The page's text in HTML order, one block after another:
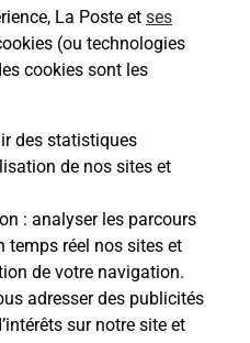
La Poste et ses
(ou technologies
cookies sont les
des statistiques
de nos sites et
: analyser les parcours
temps réel nos sites et
de votre navigation.
adresser des publicités
sur notre site et
courrierlundià 09h00